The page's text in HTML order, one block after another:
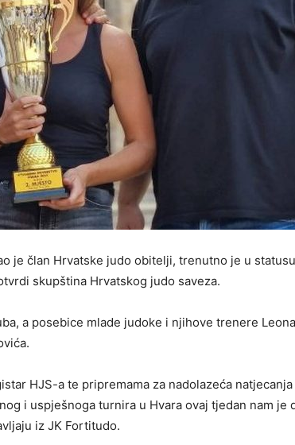
je član Hrvatske judo obitelji, trenutno je u statusu
skupština Hrvatskog judo saveza.
a posebice mlade judoke i njihove trenere
HJS-a te pripremama za nadolazeća natjecanja
i uspješnoga turnira u Hvara ovaj tjedan nam je
iz JK Fortitudo.